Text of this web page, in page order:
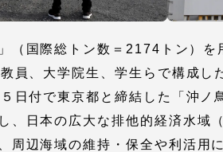
国際総トン数＝2174トン）を
員、大学院生、学生らで構成
日付で東京都と締結した「沖ノ
日本の広大な排他的経済水域
辺海域の維持・保全や利活用
学園ネットワーク
厚生施設